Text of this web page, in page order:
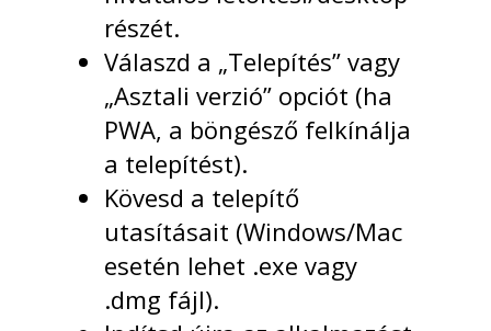
részét.
Válaszd a „Telepítés” vagy
„Asztali verzió” opciót (ha
PWA, a böngésző felkínálja
a telepítést).
Kövesd a telepítő
utasításait (Windows/Mac
esetén lehet .exe vagy
.dmg fájl).